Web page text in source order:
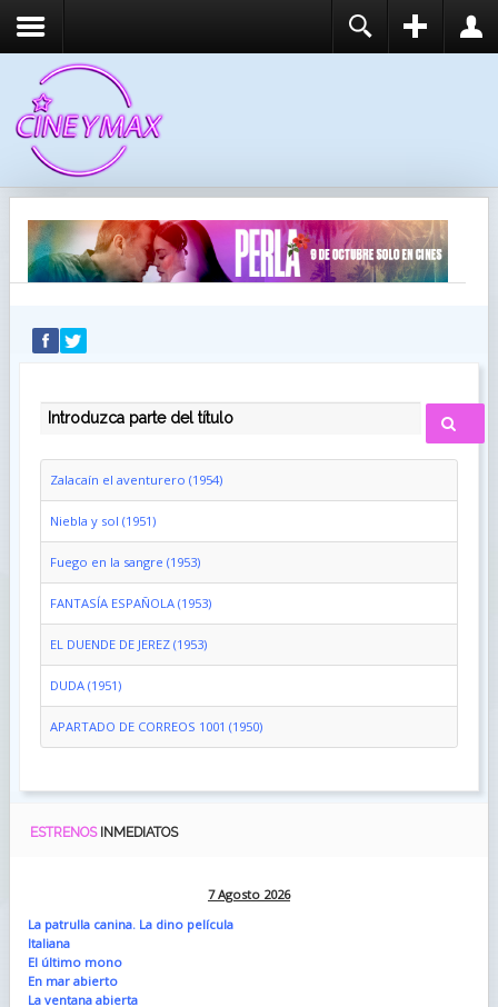
RECUÉRDEME
IDENTIFICARSE
INTRODUZCA PARTE DEL TÍTULO
Zalacaín el aventurero (1954)
Niebla y sol (1951)
Fuego en la sangre (1953)
FANTASÍA ESPAÑOLA (1953)
EL DUENDE DE JEREZ (1953)
DUDA (1951)
APARTADO DE CORREOS 1001 (1950)
ESTRENOS INMEDIATOS
7 Agosto 2026
La patrulla canina. La dino película
Italiana
El último mono
En mar abierto
La ventana abierta